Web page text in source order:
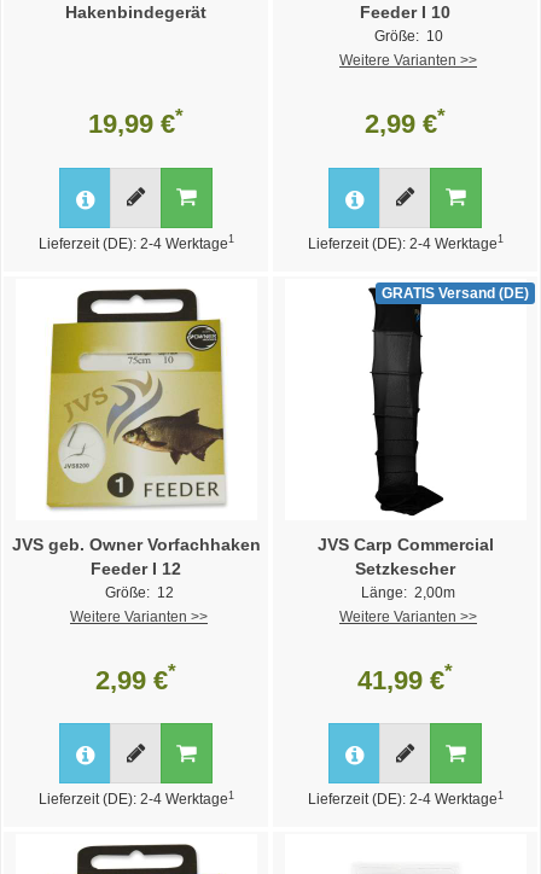
Hakenbindegerät
19,99 €*
Lieferzeit (DE): 2-4 Werktage1
Feeder I 10
Größe: 10
Weitere Varianten >>
2,99 €*
Lieferzeit (DE): 2-4 Werktage1
JVS geb. Owner Vorfachhaken
Feeder I 12
Größe: 12
Weitere Varianten >>
2,99 €*
Lieferzeit (DE): 2-4 Werktage 1
GRATIS Versand (DE)
JVS Carp Commercial
Setzkescher
Länge: 2,00m
Weitere Varianten >>
41,99 €*
Lieferzeit (DE): 2-4 Werktage 1